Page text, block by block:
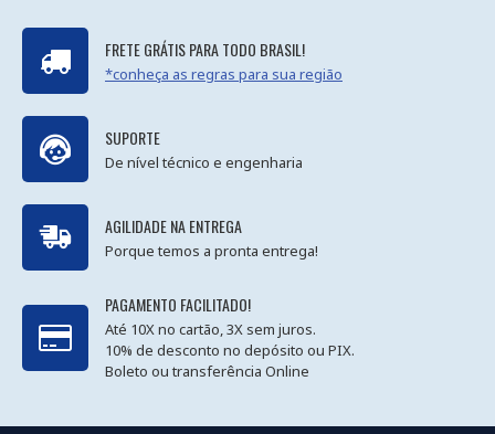
FRETE GRÁTIS PARA TODO BRASIL!
*conheça as regras para sua região
SUPORTE
De nível técnico e engenharia
AGILIDADE NA ENTREGA
Porque temos a pronta entrega!
PAGAMENTO FACILITADO!
Até 10X no cartão, 3X sem juros.
10% de desconto no depósito ou PIX.
Boleto ou transferência Online